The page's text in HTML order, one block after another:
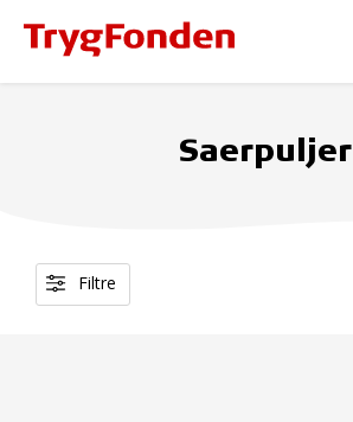
Saerpuljer
Filtre